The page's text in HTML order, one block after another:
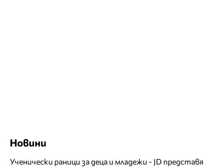
Новини
Ученически раници за деца и младежи - JD представя